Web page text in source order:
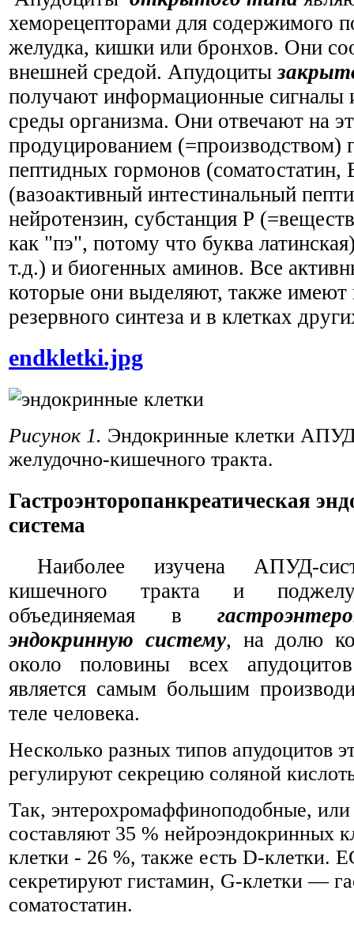
хеморецепторами для содержимого
желудка, кишки или бронхов. Они
внешней средой. Апудоциты
получают информационные сигналы
среды организма. Они отвечают на
продуцированием (=производством)
пептидных гормонов
(вазоактивный интестинальный
нейротензин, субстанция Р
как "пэ", потому что буква
т.д.) и биогенных аминов. Все
которые они выделяют, также имеют
резервного синтеза и в клетках
endkletki.jpg
Рисунок 1. Эндокринные клетки
желудочно-кишечного тракта.
Гастроэнторопанкреатическая
система
Наиболее изучена АПУД-
кишечного тракта и
объединяемая в
эндокринную систему, на долю
около половины всех
является самым большим
теле человека.
Несколько разных типов апудоцитов
регулируют секрецию соляной
Так, энтерохромаффиноподобные,
составляют 35 % нейроэндокринных
клетки - 26 %, также есть D-клетки.
секретируют гистамин, G-клетки —
соматостатин.